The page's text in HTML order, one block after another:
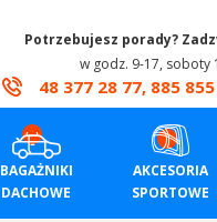
Potrzebujesz porady?
w godz. 9-17, soboty
48 377 28 77, 885
BAGAŻNIKI
DACHOWE
AKCESORIA
SPORTOWE